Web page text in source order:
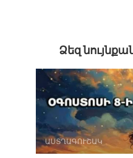
Ձեզ
ԱՍՏՂԱԳՈՒՇԱԿ